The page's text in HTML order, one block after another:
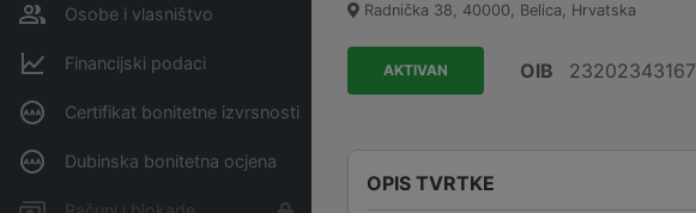
Osobe i vlasništvo
Financijski podaci
Certifikat bonitetne izvrsnosti
Dubinska bonitetna ocjena
Radnička 38, 40000, Belica, Hrvatska
AKTIVAN OIB 23202343167
OPIS TVRTKE